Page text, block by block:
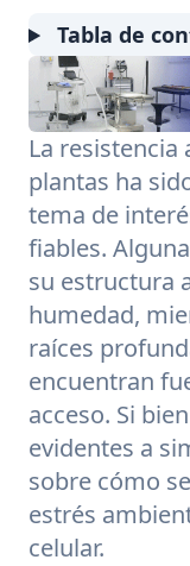
Tabla de
La resistencia
plantas ha
tema de
fiables.
su estructura
humedad,
raíces
encuentran
acceso. Si
evidentes a
sobre cómo
estrés
celular.